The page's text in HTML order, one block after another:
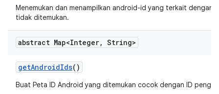
Menemukan dan menampilkan android-id yang terkait dengan
tidak ditemukan.
abstract Map<Integer, String>
getAndroidIds()
Buat Peta ID Android yang ditemukan cocok dengan ID